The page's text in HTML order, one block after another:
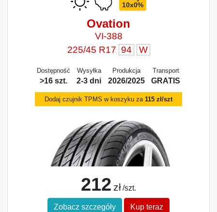
10x0%
Ovation
VI-388
225/45 R17 94 W
Dostępność
>16 szt.
Wysyłka
2-3 dni
Produkcja
2026/2025
Transport
GRATIS
Dodaj czujnik TPMS w koszyku za 115 zł/szt
212 zł /szt.
Zobacz szczegóły Kup teraz